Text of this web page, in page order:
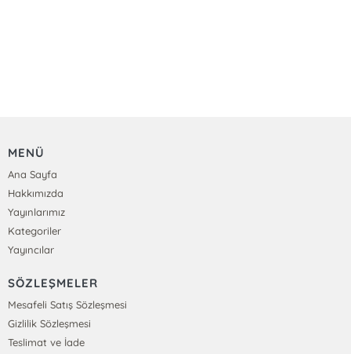
MENÜ
Ana Sayfa
Hakkımızda
Yayınlarımız
Kategoriler
Yayıncılar
SÖZLEŞMELER
Mesafeli Satış Sözleşmesi
Gizlilik Sözleşmesi
Teslimat ve İade